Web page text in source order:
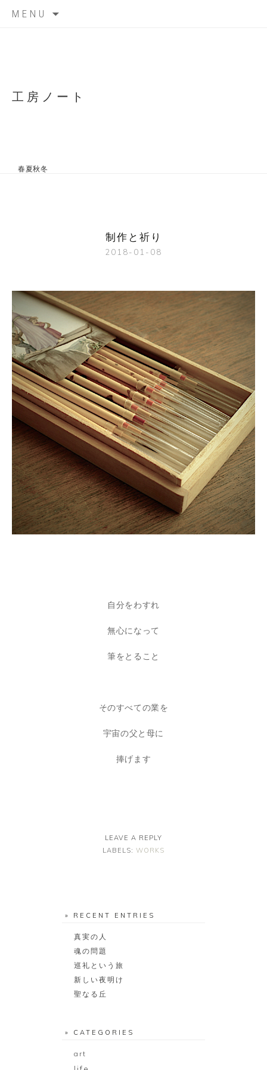
MENU
工房ノート
春夏秋冬
制作と祈り
2018-01-08
自分をわすれ
無心になって
筆をとること
そのすべての業を
宇宙の父と母に
捧げます
LEAVE A REPLY
LABELS: WORKS
» RECENT ENTRIES
真実の人
魂の問題
巡礼という旅
新しい夜明け
聖なる丘
» CATEGORIES
art